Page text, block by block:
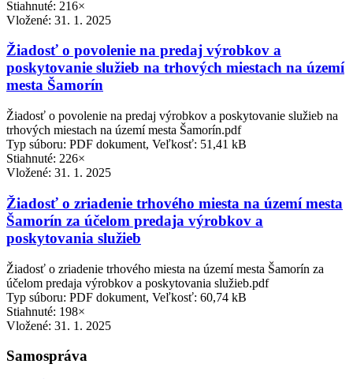
Stiahnuté: 216×
Vložené: 31. 1. 2025
Žiadosť o povolenie na predaj výrobkov a
poskytovanie služieb na trhových miestach na území
mesta Šamorín
Žiadosť o povolenie na predaj výrobkov a poskytovanie služieb na
trhových miestach na území mesta Šamorín.pdf
Typ súboru: PDF dokument, Veľkosť: 51,41 kB
Stiahnuté: 226×
Vložené: 31. 1. 2025
Žiadosť o zriadenie trhového miesta na území mesta
Šamorín za účelom predaja výrobkov a
poskytovania služieb
Žiadosť o zriadenie trhového miesta na území mesta Šamorín za
účelom predaja výrobkov a poskytovania služieb.pdf
Typ súboru: PDF dokument, Veľkosť: 60,74 kB
Stiahnuté: 198×
Vložené: 31. 1. 2025
Samospráva